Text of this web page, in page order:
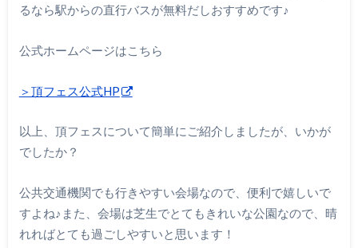
るなら駅からの直行バスが無料だしおすすめです♪
公式ホームページはこちら
＞頂フェス公式HP
以上、頂フェスについて簡単にご紹介しましたが、いかが
でしたか？
公共交通機関でも行きやすい会場なので、便利で嬉しいで
すよね♪また、会場は芝生でとてもきれいな公園なので、晴
れればとても過ごしやすいと思います！